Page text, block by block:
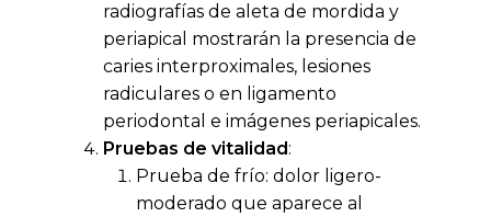
radiografías de aleta de mordida y
periapical mostrarán la presencia de
caries interproximales, lesiones
radiculares o en ligamento
periodontal e imágenes periapicales.
Pruebas de vitalidad:
Prueba de frío: dolor ligero-
moderado que aparece al